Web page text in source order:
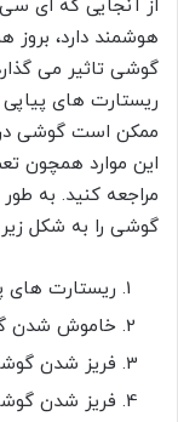
از آنجایی که ای
هوشمند دارد، بروز
گوشی تاثیر می
ریستارت های
ممکن است گوشی در
این موارد همچون
گوشی را به شکل
ریستارت های
خاموش شدن
فریز شدن
فریز شدن